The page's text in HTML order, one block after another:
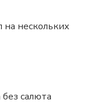
на нескольких
салюта